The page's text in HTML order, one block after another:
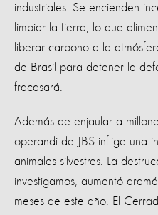
industriales. Se encienden
limpiar la tierra, lo que
liberar carbono a la
de Brasil para detener la
fracasará.
Además de enjaular a
operandi de JBS inflige una
animales silvestres. La
investigamos, aumentó
meses de este año. El